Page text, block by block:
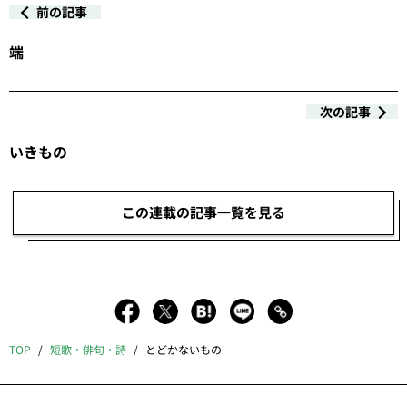
前の記事
端
次の記事
いきもの
この連載の記事一覧を見る
TOP 短歌・俳句・詩 とどかないもの